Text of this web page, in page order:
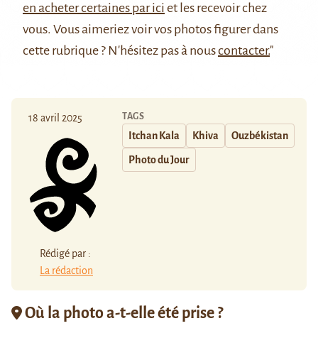
en acheter certaines par ici et les recevoir chez
vous. Vous aimeriez voir vos photos figurer dans
cette rubrique ? N'hésitez pas à nouscontacter."
18 avril 2025
Rédigé par :
La rédaction
TAGS
Itchan Kala Khiva Ouzbékistan
Photo du Jour
Où la photo a-t-elle été prise ?